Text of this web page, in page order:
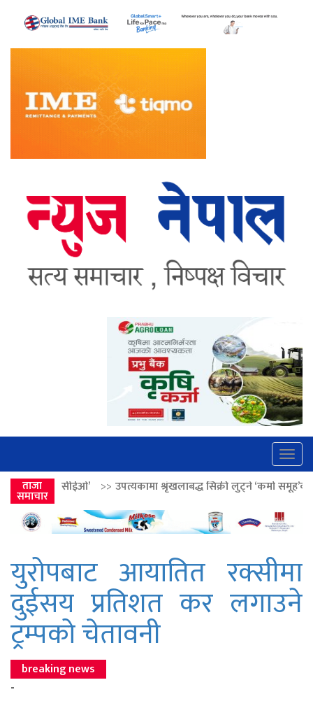
ताजा
समाचार
उपत्यकामा श्रृंखलाबद्ध सिक्री लुट्ने ‘कर्मा समूह’का नाइकेसहित पाँच पक्राउ
युरोपबाट आयातित रक्सीमा
दुईसय प्रतिशत कर लगाउने
ट्रम्पको चेतावनी
breaking news
-